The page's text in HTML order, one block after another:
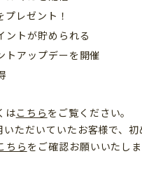
レゼント！
ントが貯められる
トアップデーを開催
はこちら をご覧ください。
ただいていたお客様で、初
ちらをご確認お願いいたしま